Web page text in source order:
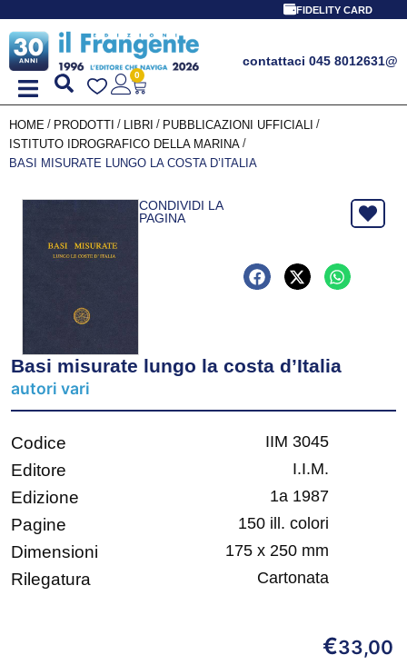
FIDELITY CARD
contattaci 045 8012631@
0
HOME / PRODOTTI / LIBRI / PUBBLICAZIONI UFFICIALI
/
ISTITUTO IDROGRAFICO DELLA MARINA /
BASI MISURATE LUNGO LA COSTA D’ITALIA
CONDIVIDI LA
PAGINA
Basi misurate lungo la costa d’Italia
autori vari
Codice IIM 3045
Editore I.I.M.
Edizione 1a 1987
Pagine 150 ill. colori
Dimensioni 175 x 250 mm
Rilegatura Cartonata
€33,00